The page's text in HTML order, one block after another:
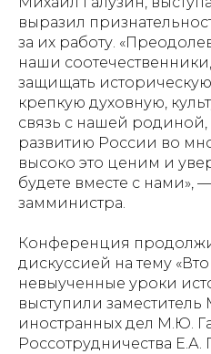
выразил
за их работу.
наши
защищать
крепкую духовную,
связь с нашей родиной,
развитию России во
высоко это ценим и
будете вместе с нами»,
замминистра.
Конференция
дискуссией на тему
невыученные уроки
выступили
иностранных дел М.Ю.
Россотрудничества